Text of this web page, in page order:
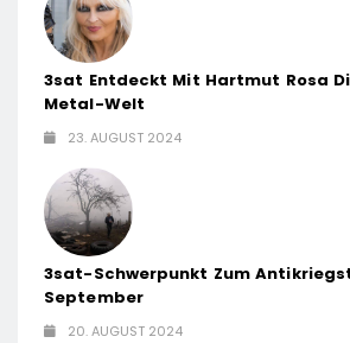
3sat Entdeckt Mit Hartmut Rosa
Metal-Welt
23. AUGUST 2024
3sat-Schwerpunkt Zum
September
20. AUGUST 2024